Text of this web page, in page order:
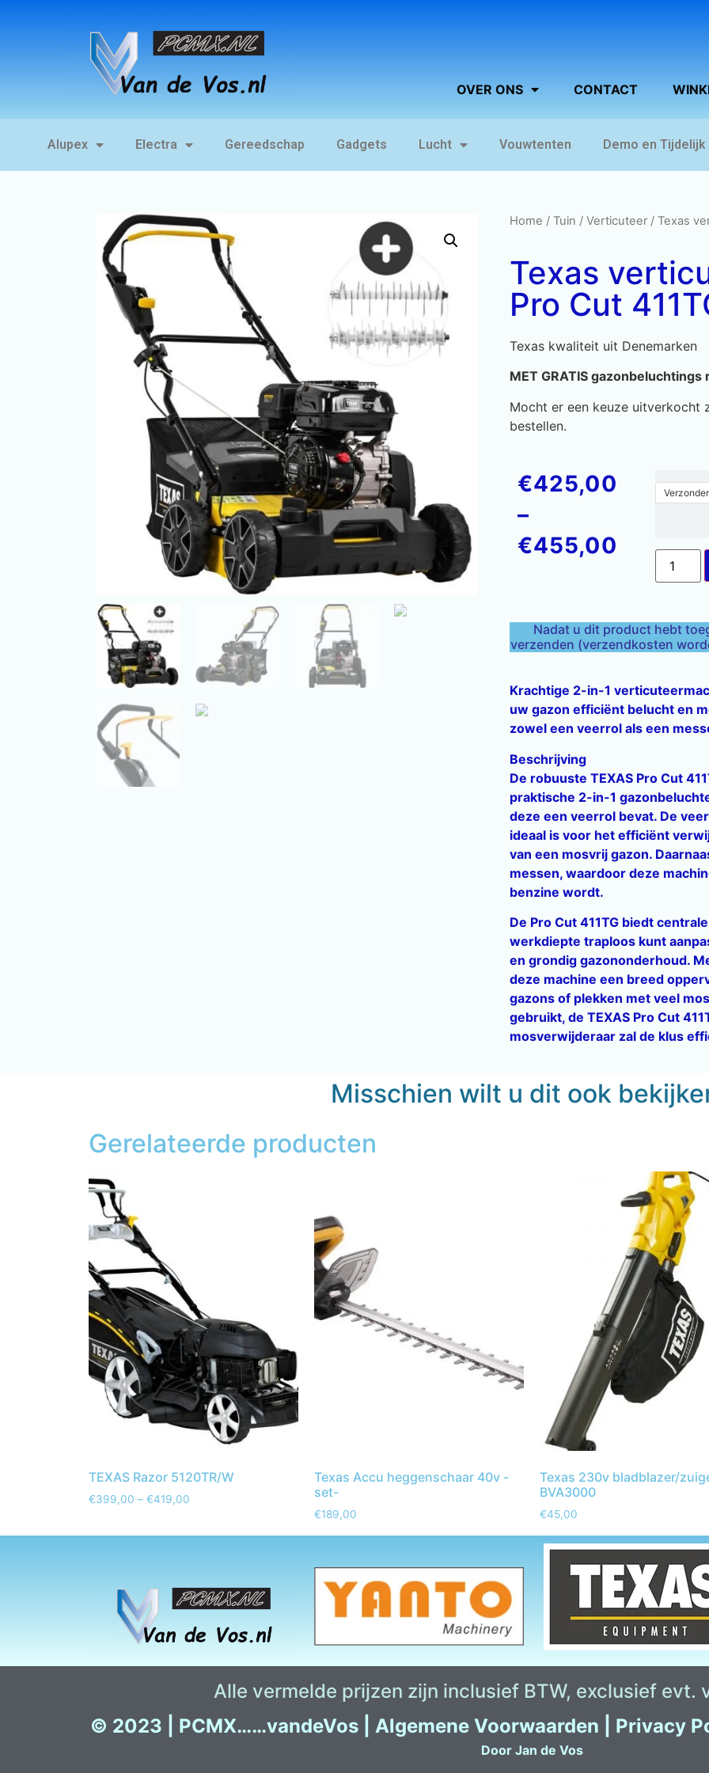
OVER ONS CONTACT
Alupex Electra Gereedschap Gadgets Lucht Vouwtenten Demo en Tijdelijk
Home / Tuin / Verticuteer/ Texas
Texas
Pro Cut
Texas kwaliteit uit Denemarken
MET GRATIS gazonbeluchtings
Mocht er een keuze uitverkocht
bestellen.
€425,00
–
€455,00
Nadat u dit product hebt
verzenden (verzendkosten
Krachtige 2-in-1
uw gazon efficiënt belucht en
zowel een veerrol als een
Beschrijving
De robuuste TEXAS Pro Cut
praktische 2-in-1
deze een veerrol bevat. De
ideaal is voor het efficiënt
van een mosvrij gazon.
messen, waardoor deze
benzine wordt.
De Pro Cut 411TG biedt
werkdiepte traploos kunt
en grondig gazononderhoud.
deze machine een breed
gazons of plekken met veel
gebruikt, de TEXAS Pro Cut
mosverwijderaar zal de klus
Misschien wilt u dit ook
Gerelateerde producten
TEXAS Razor 5120TR/W
€399,00 – €419,00
Texas Accu heggenschaar 40v -
set-
€189,00
Texas 230v bladblazer/
BVA3000
€45,00
Alle vermelde prijzen zijn inclusief BTW, exclusief evt.
© 2023 | PCMX……vandeVos Algemene Voorwaarden Privacy
Door Jan de Vos